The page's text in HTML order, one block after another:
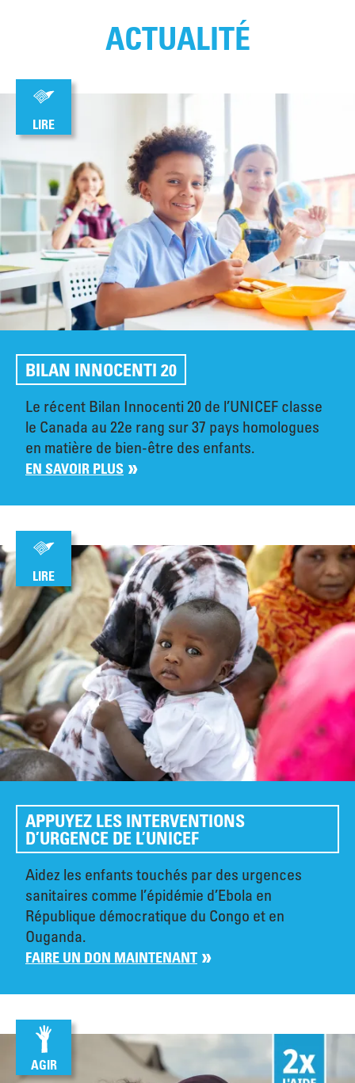
ACTUALITÉ
LIRE
BILAN INNOCENTI 20
Le récent Bilan Innocenti 20 de l’UNICEF classe
le Canada au 22e rang sur 37 pays homologues
en matière de bien-être des enfants.
EN SAVOIR PLUS
LIRE
APPUYEZ LES INTERVENTIONS
D’URGENCE DE L’UNICEF
Aidez les enfants touchés par des urgences
sanitaires comme l’épidémie d’Ebola en
République démocratique du Congo et en
Ouganda.
FAIRE UN DON MAINTENANT
AGIR